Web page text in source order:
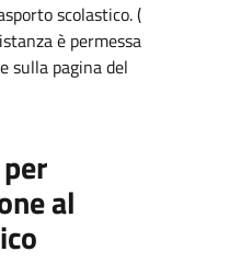
scolastico. (
è permessa
sulla pagina del
al